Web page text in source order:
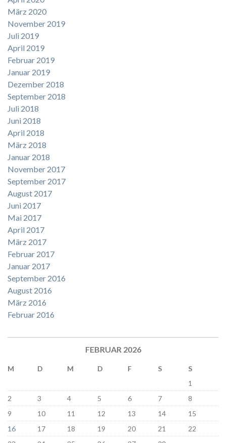
März 2020
November 2019
Juli 2019
April 2019
Februar 2019
Januar 2019
Dezember 2018
September 2018
Juli 2018
Juni 2018
April 2018
März 2018
Januar 2018
November 2017
September 2017
August 2017
Juni 2017
Mai 2017
April 2017
März 2017
Februar 2017
Januar 2017
September 2016
August 2016
März 2016
Februar 2016
FEBRUAR 2026
M D M D F S
S
1
2
3 4 5 6 7
8
9
10 11 12 13 14
15
16
17 18 19 20 21
22